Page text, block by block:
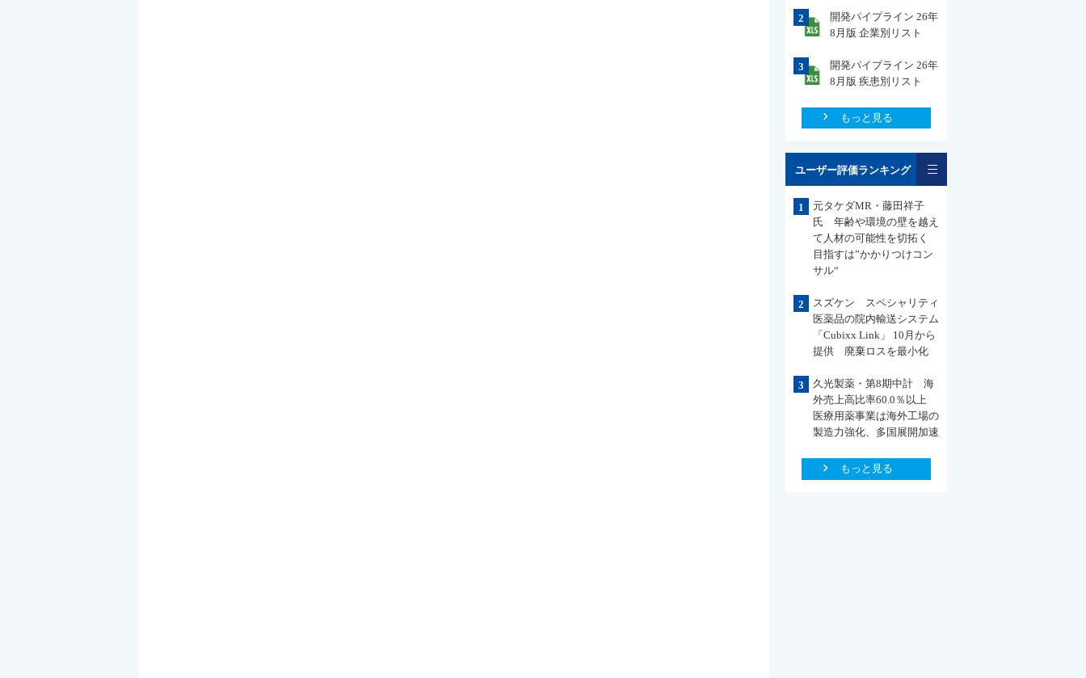
2
開発パイプライン 26年
8月版 企業別リスト
3
開発パイプライン 26年
8月版 疾患別リスト
もっと見る
ユーザー評価ランキング
1
元タケダMR・藤田祥子
氏 年齢や環境の壁を越え
て人材の可能性を切拓く
目指すは”かかりつけコン
サル“
2
スズケン スペシャリティ
医薬品の院内輸送システム
「Cubixx Link」 10月から
提供 廃棄ロスを最小化
3
久光製薬・第8期中計 海
外売上高比率60.0％以上
医療用薬事業は海外工場の
製造力強化、多国展開加速
もっと見る